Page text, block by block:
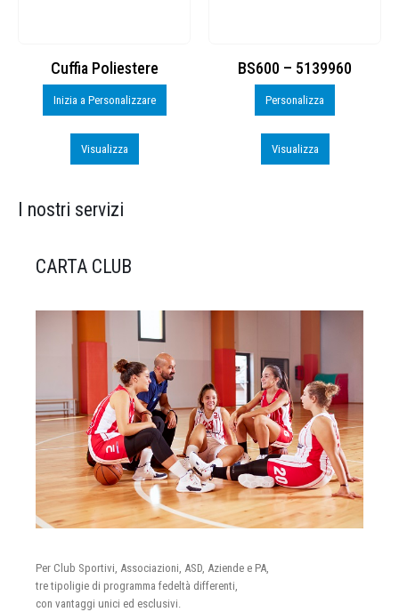
Cuffia Poliestere
Inizia a Personalizzare
Visualizza
BS600 – 5139960
Personalizza
Visualizza
I nostri servizi
CARTA CLUB
Per Club Sportivi, Associazioni, ASD, Aziende e PA,
tre tipoligie di programma fedeltà differenti,
con vantaggi unici ed esclusivi.